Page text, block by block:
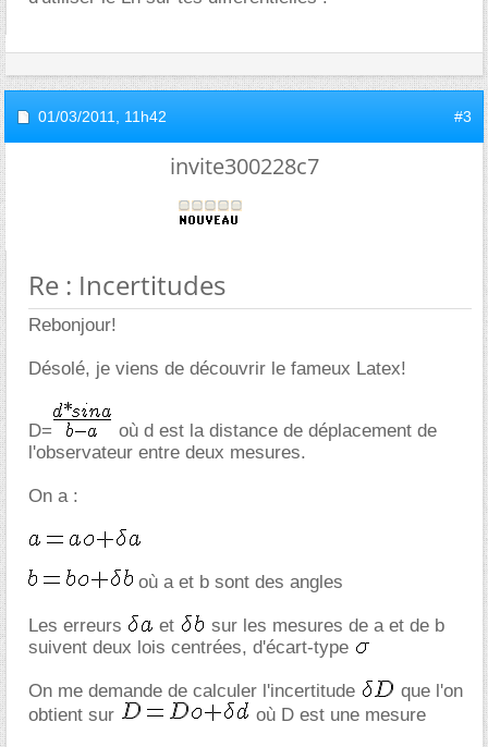
01/03/2011, 11h42 #3
invite300228c7
Re : Incertitudes
Rebonjour!
Désolé, je viens de découvrir le fameux Latex!
D=
où d est la distance de déplacement de
l'observateur entre deux mesures.
On a :
où a et b sont des angles
Les erreurs et
sur les mesures de a et de b
suivent deux lois centrées, d'écart-type
On me demande de calculer l'incertitude
que l'on
obtient sur
où D est une mesure